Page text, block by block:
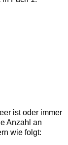
ist oder immer
Anzahl an
wie folgt: